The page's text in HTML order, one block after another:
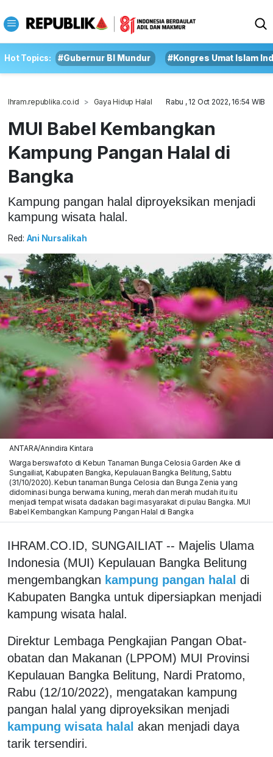
Hot Topics: #Gubernur BI Mundur #Kongres Umat Islam
Ihram.republika.co.id Gaya Hidup Halal Rabu , 12 Oct 2022, 16:54 WIB
MUI Babel Kembangkan
Kampung Pangan Halal di
Bangka
Kampung pangan halal diproyeksikan menjadi
kampung wisata halal.
Red: Ani Nursalikah
ANTARA/Anindira Kintara
Warga berswafoto di Kebun Tanaman Bunga Celosia Garden Ake di
Sungailiat, Kabupaten Bangka, Kepulauan Bangka Belitung, Sabtu
(31/10/2020). Kebun tanaman Bunga Celosia dan Bunga Zenia yang
didominasi bunga berwarna kuning, merah dan merah mudah itu itu
menjadi tempat wisata dadakan bagi masyarakat di pulau Bangka. MUI
Babel Kembangkan Kampung Pangan Halal di Bangka
IHRAM.CO.ID, SUNGAILIAT -- Majelis Ulama
Indonesia (MUI) Kepulauan Bangka Belitung
mengembangkan kampung pangan halal di
Kabupaten Bangka untuk dipersiapkan menjadi
kampung wisata halal.
Direktur Lembaga Pengkajian Pangan Obat-
obatan dan Makanan (LPPOM) MUI Provinsi
Kepulauan Bangka Belitung, Nardi Pratomo,
Rabu (12/10/2022), mengatakan kampung
pangan halal yang diproyeksikan menjadi
kampung wisata halal akan menjadi daya
tarik tersendiri.